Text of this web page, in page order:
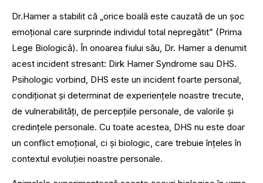
Dr.Hamer a stabilit că „orice boală este cauzată de un șoc
emoțional care surprinde individul total nepregătit” (Prima
Lege Biologică). În onoarea fiului său, Dr. Hamer a denumit
acest incident stresant: Dirk Hamer Syndrome sau DHS.
Psihologic vorbind, DHS este un incident foarte personal,
condiționat și determinat de experiențele noastre trecute,
de vulnerabilități, de percepțiile personale, de valorile și
credințele personale. Cu toate acestea, DHS nu este doar
un conflict emoțional, ci și biologic, care trebuie înțeles în
contextul evoluției noastre personale.